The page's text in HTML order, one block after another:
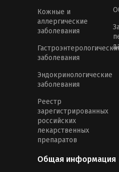
Кожные и
аллергические
заболевания
заболевания
Эндокринологические
заболевания
Реестр
зарегистрированных
российских
лекарственных
препаратов
Общая информация